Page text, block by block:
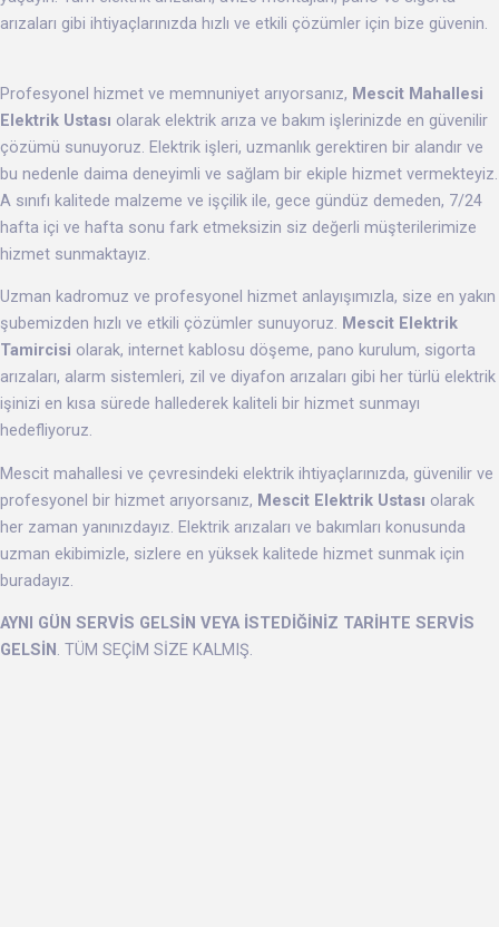
arızaları gibi ihtiyaçlarınızda hızlı ve etkili çözümler için bize güvenin.
Profesyonel hizmet ve memnuniyet arıyorsanız, Mescit Mahallesi
Elektrik Ustası olarak elektrik arıza ve bakım işlerinizde en güvenilir
çözümü sunuyoruz. Elektrik işleri, uzmanlık gerektiren bir alandır ve
bu nedenle daima deneyimli ve sağlam bir ekiple hizmet vermekteyiz.
A sınıfı kalitede malzeme ve işçilik ile, gece gündüz demeden, 7/24
hafta içi ve hafta sonu fark etmeksizin siz değerli müşterilerimize
hizmet sunmaktayız.
Uzman kadromuz ve profesyonel hizmet anlayışımızla, size en yakın
şubemizden hızlı ve etkili çözümler sunuyoruz. Mescit Elektrik
Tamircisi olarak, internet kablosu döşeme, pano kurulum, sigorta
arızaları, alarm sistemleri, zil ve diyafon arızaları gibi her türlü elektrik
işinizi en kısa sürede hallederek kaliteli bir hizmet sunmayı
hedefliyoruz.
Mescit mahallesi ve çevresindeki elektrik ihtiyaçlarınızda, güvenilir ve
profesyonel bir hizmet arıyorsanız, Mescit Elektrik Ustası olarak
her zaman yanınızdayız. Elektrik arızaları ve bakımları konusunda
uzman ekibimizle, sizlere en yüksek kalitede hizmet sunmak için
buradayız.
AYNI GÜN SERVİS GELSİN VEYA İSTEDİĞİNİZ TARİHTE SERVİS
GELSİN . TÜM SEÇİM SİZE KALMIŞ.